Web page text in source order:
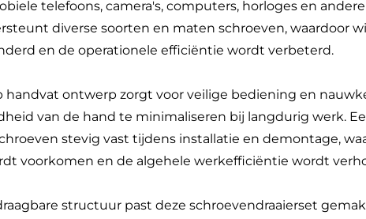
telefoons, camera's, computers, horloges en
diverse soorten en maten schroeven, waardoor
en de operationele efficiëntie wordt verbeterd.
handvat ontwerp zorgt voor veilige bediening en
van de hand te minimaliseren bij langdurig werk.
stevig vast tijdens installatie en demontage,
voorkomen en de algehele werkefficiëntie wordt
structuur past deze schroevendraaierset